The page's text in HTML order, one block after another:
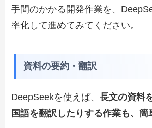
手間のかかる開発作業を、
率化して進めてみてください。
資料の要約・翻訳
DeepSeekを使えば、長文の資料
国語を翻訳したりする作業も、簡